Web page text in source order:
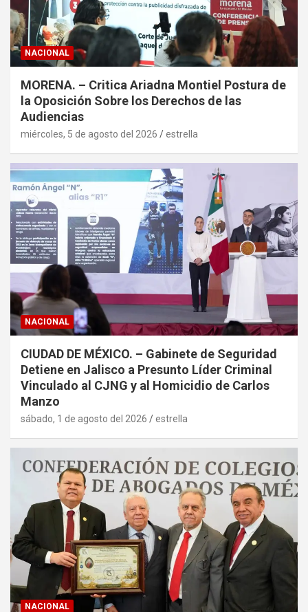
NACIONAL
MORENA. – Critica Ariadna Montiel Postura de
la Oposición Sobre los Derechos de las
Audiencias
miércoles, 5 de agosto del 2026 estrella
NACIONAL
CIUDAD DE MÉXICO. – Gabinete de Seguridad
Detiene en Jalisco a Presunto Líder Criminal
Vinculado al CJNG y al Homicidio de Carlos
Manzo
sábado, 1 de agosto del 2026 estrella
NACIONAL